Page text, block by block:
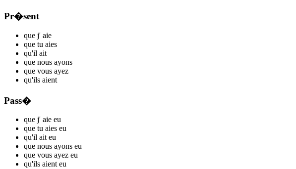
Pr�sent
que j' aie
que tu aies
qu'il ait
que nous ayons
que vous ayez
qu'ils aient
Pass�
que j' aie eu
que tu aies eu
qu'il ait eu
que nous ayons eu
que vous ayez eu
qu'ils aient eu